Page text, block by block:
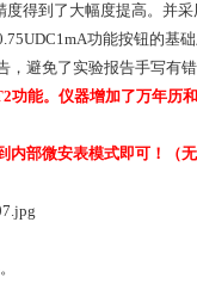
得到了大幅度提高。并
功能按钮的基
避免了实验报告手写有
能。仪器增加了万年历
部微安表模式即可！（无